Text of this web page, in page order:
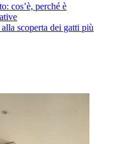
cos’è, perché è
scoperta dei gatti più